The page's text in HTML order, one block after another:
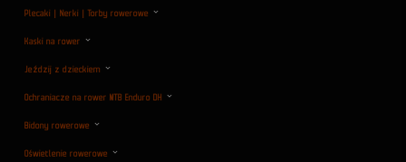
Plecaki | Nerki | Torby rowerowe
Kaski na rower
Jeździj z dzieckiem
Ochraniacze na rower MTB Enduro DH
Bidony rowerowe
Oświetlenie rowerowe